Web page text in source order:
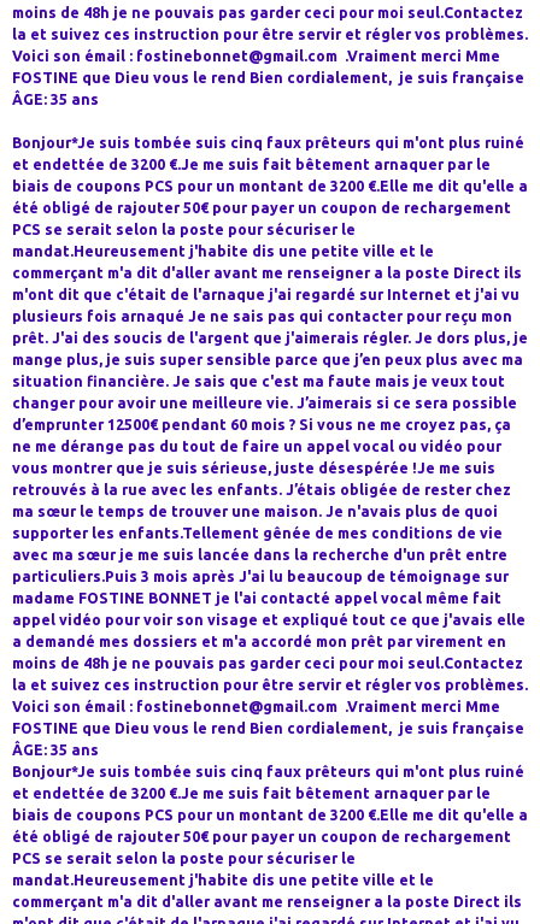
moins de 48h je ne pouvais pas garder ceci pour moi seul.Contactez
la et suivez ces instruction pour être servir et régler vos problèmes.
Voici son émail : fostinebonnet@gmail.com .Vraiment merci Mme
FOSTINE que Dieu vous le rend Bien cordialement, je suis française
ÂGE: 35 ans
Bonjour*Je suis tombée suis cinq faux prêteurs qui m'ont plus ruiné
et endettée de 3200 €.Je me suis fait bêtement arnaquer par le
biais de coupons PCS pour un montant de 3200 €.Elle me dit qu'elle a
été obligé de rajouter 50€ pour payer un coupon de rechargement
PCS se serait selon la poste pour sécuriser le
mandat.Heureusement j'habite dis une petite ville et le
commerçant m'a dit d'aller avant me renseigner a la poste Direct ils
m'ont dit que c'était de l'arnaque j'ai regardé sur Internet et j'ai vu
plusieurs fois arnaqué Je ne sais pas qui contacter pour reçu mon
prêt. J'ai des soucis de l'argent que j'aimerais régler. Je dors plus, je
mange plus, je suis super sensible parce que j’en peux plus avec ma
situation financière. Je sais que c'est ma faute mais je veux tout
changer pour avoir une meilleure vie. J’aimerais si ce sera possible
d’emprunter 12500€ pendant 60 mois ? Si vous ne me croyez pas, ça
ne me dérange pas du tout de faire un appel vocal ou vidéo pour
vous montrer que je suis sérieuse, juste désespérée !Je me suis
retrouvés à la rue avec les enfants. J’étais obligée de rester chez
ma sœur le temps de trouver une maison. Je n'avais plus de quoi
supporter les enfants.Tellement gênée de mes conditions de vie
avec ma sœur je me suis lancée dans la recherche d'un prêt entre
particuliers.Puis 3 mois après J'ai lu beaucoup de témoignage sur
madame FOSTINE BONNET je l'ai contacté appel vocal même fait
appel vidéo pour voir son visage et expliqué tout ce que j'avais elle
a demandé mes dossiers et m'a accordé mon prêt par virement en
moins de 48h je ne pouvais pas garder ceci pour moi seul.Contactez
la et suivez ces instruction pour être servir et régler vos problèmes.
Voici son émail : fostinebonnet@gmail.com .Vraiment merci Mme
FOSTINE que Dieu vous le rend Bien cordialement, je suis française
ÂGE: 35 ans
Bonjour*Je suis tombée suis cinq faux prêteurs qui m'ont plus ruiné
et endettée de 3200 €.Je me suis fait bêtement arnaquer par le
biais de coupons PCS pour un montant de 3200 €.Elle me dit qu'elle a
été obligé de rajouter 50€ pour payer un coupon de rechargement
PCS se serait selon la poste pour sécuriser le
mandat.Heureusement j'habite dis une petite ville et le
commerçant m'a dit d'aller avant me renseigner a la poste Direct ils